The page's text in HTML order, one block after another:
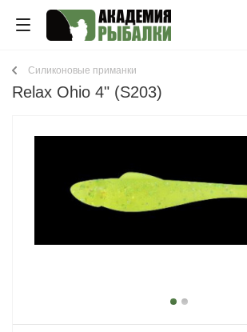
Cиликоновые приманки
Relax Ohio 4" (S203)